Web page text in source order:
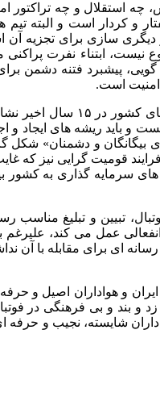
چه استقلال و چه تراکتور
و کردار است و البته
سازی برای تجزیه آن
نیست، ابتناء نفرت
گویی، پیشبرد فتنه
امنیت است.
رصد رویدادهای
و باید ریشه های ایجاد
بیگانگان و دشمنان»
قومیت گرایی نیز که
سرمایه گذاری به کشور
تبیین و تبلیغ مناسب
عمل می کند، علیرغم
ای برای مقابله با آن
و هواداران اصیل و
بند و بی فرهنگی در
شایسته، نجیب و حرفه